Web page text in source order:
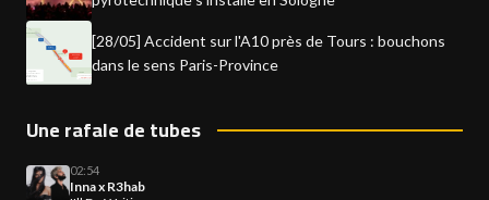
[28/05] Accident sur l'A10 près de Tours : bouchons
dans le sens Paris-Province
Une rafale de tubes
02:54
Inna x R3hab